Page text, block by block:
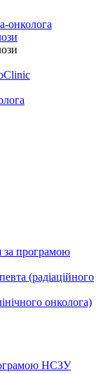
онколога
за програмою
(радіаційного
онколога)
НСЗУ